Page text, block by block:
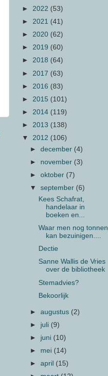
► 2022 (53)
► 2021 (41)
► 2020 (62)
► 2019 (60)
► 2018 (64)
► 2017 (63)
► 2016 (83)
► 2015 (101)
► 2014 (119)
► 2013 (138)
▼ 2012 (106)
►december (4)
► november (3)
►oktober (7)
▼september (6)
Kees Schafrat,
handelaar in
boeken en...
Waar men nog tonnen
kan bezuinigen....
Dectie
Sanne Wallis de Vries
over de bibliotheek
Stemadvies?
Bekoorlijk
►augustus (2)
► juli (9)
► juni (10)
► mei (14)
►april (15)